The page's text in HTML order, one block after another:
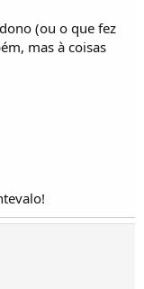
(ou o que fez
mas à coisas